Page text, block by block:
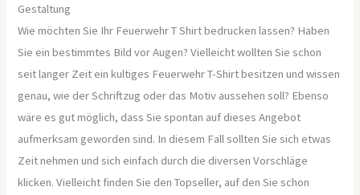
Gestaltung
Wie möchten Sie Ihr Feuerwehr T Shirt bedrucken lassen? Haben
Sie ein bestimmtes Bild vor Augen? Vielleicht wollten Sie schon
seit langer Zeit ein kultiges Feuerwehr T-Shirt besitzen und wissen
genau, wie der Schriftzug oder das Motiv aussehen soll? Ebenso
wäre es gut möglich, dass Sie spontan auf dieses Angebot
aufmerksam geworden sind. In diesem Fall sollten Sie sich etwas
Zeit nehmen und sich einfach durch die diversen Vorschläge
klicken. Vielleicht finden Sie den Topseller, auf den Sie schon